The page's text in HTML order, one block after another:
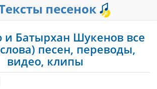
песенок
и Батырхан Шукенов все
песен, переводы,
видео, клипы